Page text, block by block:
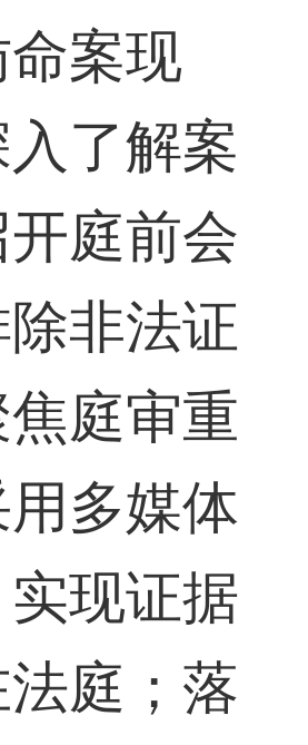
案现
了解案
庭前会
非法证
庭审重
多媒体
现证据
庭；落